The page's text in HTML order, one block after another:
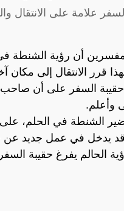
علامة على الانتقال
أن رؤية الشنطة
قرر الانتقال إلى مكان
حقيبة السفر على أن
وأعلم.
الشنطة في الحلم،
قد يدخل في عمل جديد عن
الحالم يفرغ حقيبة